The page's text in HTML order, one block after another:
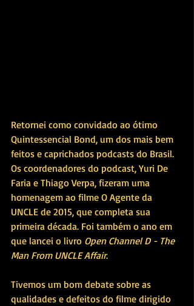
Retornei como convidado ao ótimo
Quintessencial Bond, um dos mais bem
feitos e caprichados podcasts do Brasil.
Os coordenadores do podcast, Yuri De
Faria e Thiago Verpa, fizeram uma
homenagem ao filme O Agente da
UNCLE de 2015, que completa sua
primeira década. Foi também o ano em
que lancei o livro Open Channel D - The
Man From UNCLE Affair.
Tivemos um bom debate sobre as
qualidades e defeitos do filme dirigido